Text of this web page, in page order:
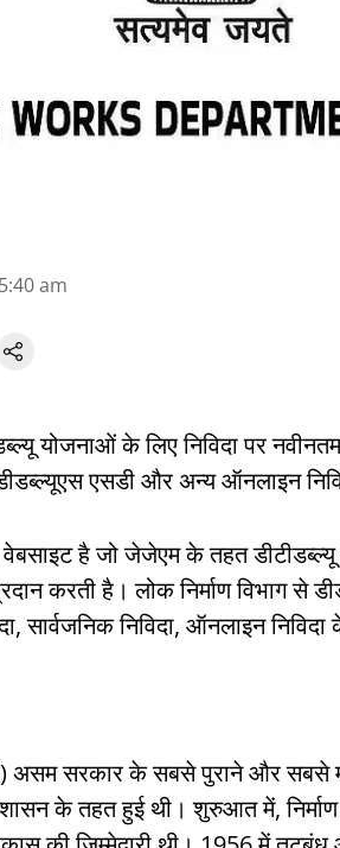
am
योजनाओं के लिए निविदा पर
डीडब्ल्यूएस एसडी और अन्य ऑनलाइन
है जो जेजेएम के तहत
करती है। लोक निर्माण विभाग से
सार्वजनिक निविदा, ऑनलाइन
असम सरकार के सबसे पुराने और सबसे
शासन के तहत हुई थी। शुरुआत में,